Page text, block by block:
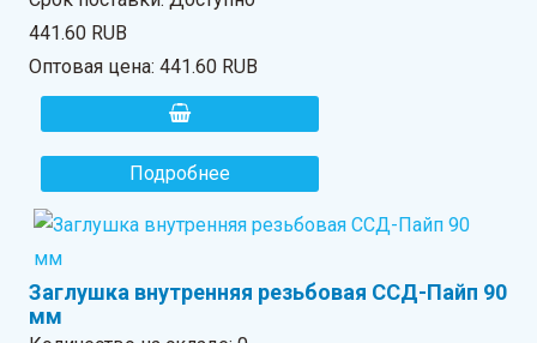
441.60 RUB
Оптовая цена:441.60 RUB
Подробнее
Заглушка внутренняя резьбовая ССД-Пайп 90
мм